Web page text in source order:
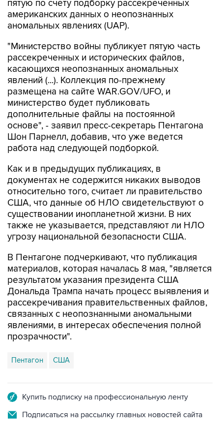
аномальных явлениях (UAP).
"Министерство войны публикует пятую часть
касающихся неопознанных аномальных
явлений (...). Коллекция по-прежнему
размещена на сайте WAR.GOV/UFO, и
министерство будет публиковать
дополнительные файлы на постоянной
основе", - заявил пресс-секретарь Пентагона
Шон Парнелл, добавив, что уже ведется
работа над следующей подборкой.
Как и в предыдущих публикациях, в
относительно того, считает ли правительство
США, что данные об НЛО свидетельствуют о
существовании инопланетной жизни. В них
также не указывается, представляют ли НЛО
угрозу национальной безопасности США.
В Пентагоне подчеркивают, что публикация
результатом указания президента США
Дональда Трампа начать процесс выявления и
рассекречивания правительственных файлов,
связанных с неопознанными аномальными
явлениями, в интересах обеспечения полной
прозрачности".
Пентагон США
Подписаться на рассылку главных новостей сайта
Получать оперативные новости в официальном